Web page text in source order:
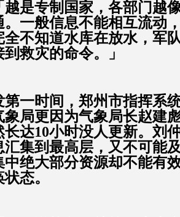
越是专制国家，各部门越
。一般信息不能相互流动
全不知道水库在放水，军
救灾的命令。」
第一时间，郑州市指挥系
象局更因为气象局长赵建
长达10小时没人更新。刘
汇集到最高层，又不可能
中绝大部分资源却不能有
态。